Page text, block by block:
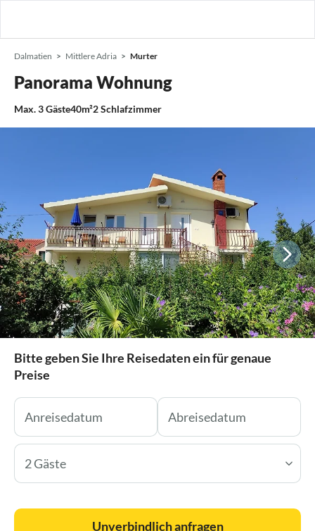
Dalmatien Mittlere Adria Murter
Panorama Wohnung
Max.3Gäste40m²2Schlafzimmer
Bitte geben Sie Ihre Reisedaten ein für genaue
Preise
2 Gäste
Unverbindlich anfragen